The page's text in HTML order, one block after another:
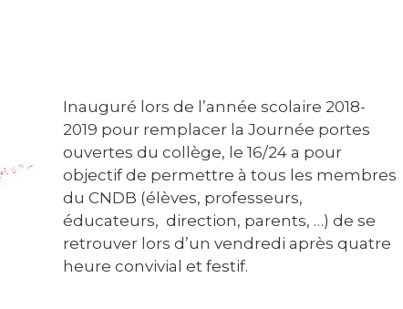
Inauguré lors de l’année scolaire 2018-
2019 pour remplacer la Journée portes
ouvertes du collège, le 16/24 a pour
objectif de permettre à tous les membres
du CNDB (élèves, professeurs,
éducateurs, direction, parents, …) de se
retrouver lors d’un vendredi après quatre
heure convivial et festif.